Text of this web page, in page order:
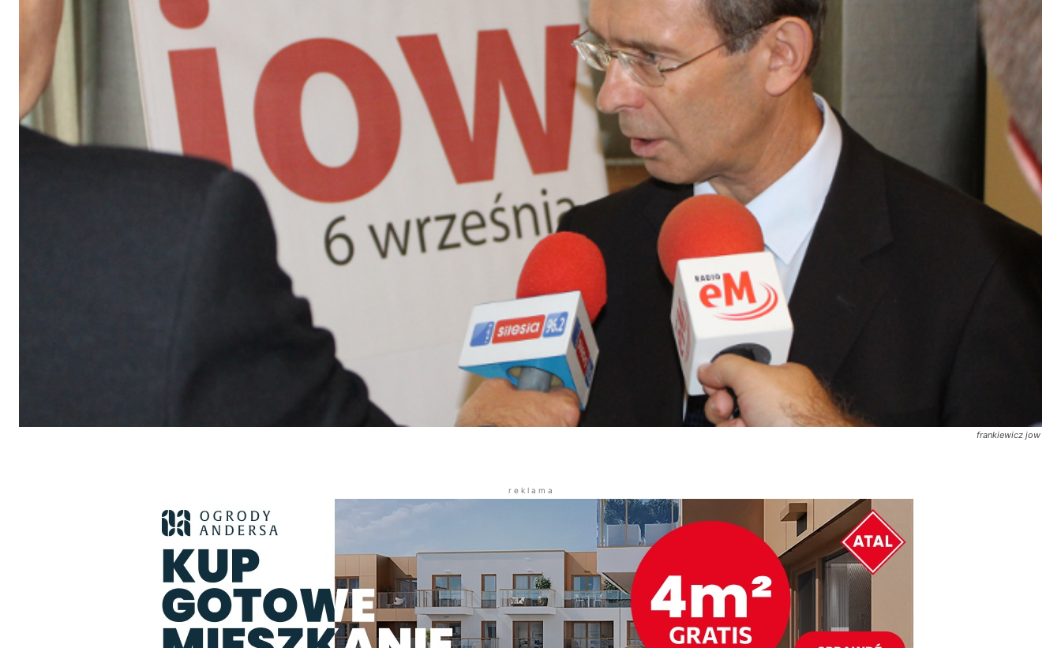
frankiewicz jow
r e k l a m a